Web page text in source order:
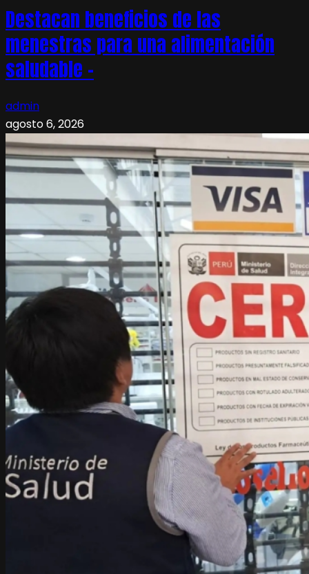
Destacan beneficios de las
menestras para una alimentación
saludable –
admin
agosto 6, 2026